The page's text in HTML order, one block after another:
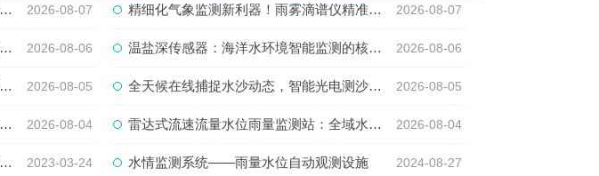
2026-08-07 精细化气象监测新利器！雨雾滴谱仪精准识别各类雨雪雾天气 2026-08-07
2026-08-06 温盐深传感器：海洋水环境智能监测的核心感知设备 2026-08-06
2026-08-05 全天候在线捕捉水沙动态，智能光电测沙仪守护水域水沙安全 2026-08-05
2026-08-04 雷达式流速流量水位雨量监测站：全域水文智慧监测一体化设备 2026-08-04
2023-03-24 水情监测系统——雨量水位自动观测设施 2024-08-27